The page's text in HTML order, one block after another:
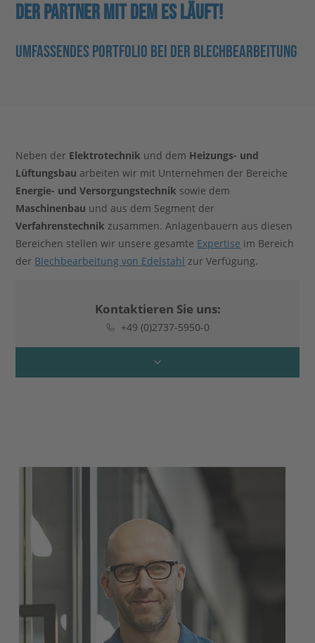
DER PARTNER MIT DEM ES LÄUFT!
UMFASSENDES PORTFOLIO BEI DER BLECHBEARBEITUNG
Neben der Elektrotechnik und dem Heizungs- und
Lüftungsbau arbeiten wir mit Unternehmen der Bereiche
Energie- und Versorgungstechnik sowie dem
Maschinenbau und aus dem Segment der
Verfahrenstechnikzusammen. Anlagenbauern aus diesen
Bereichen stellen wir unsere gesamte Expertise im Bereich
der Blechbearbeitung von Edelstahl zur Verfügung.
Kontaktieren Sie uns:
+49 (0)2737-5950-0